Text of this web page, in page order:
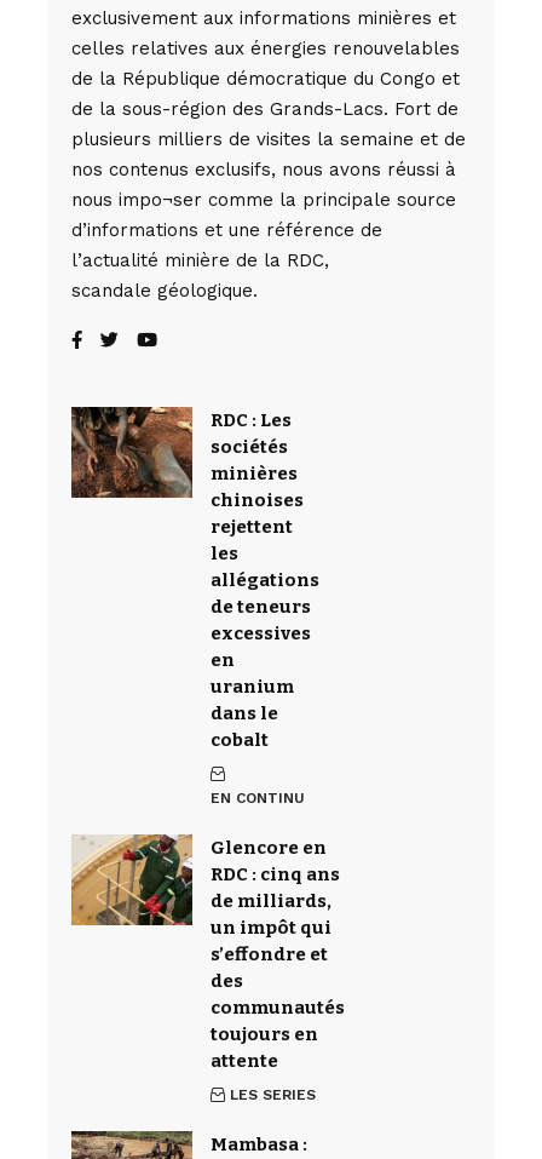
exclusivement aux informations minières et
celles relatives aux énergies renouvelables
de la République démocratique du Congo et
de la sous-région des Grands-Lacs. Fort de
plusieurs milliers de visites la semaine et de
nos contenus exclusifs, nous avons réussi à
nous impo¬ser comme la principale source
d’informations et une référence de
l’actualité minière de la RDC,
scandale géologique.
RDC : Les
sociétés
minières
chinoises
rejettent
les
allégations
de teneurs
excessives
en
uranium
dans le
cobalt
EN CONTINU
Glencore en
RDC : cinq ans
de milliards,
un impôt qui
s’effondre et
des
communautés
toujours en
attente
LES SERIES
Mambasa :